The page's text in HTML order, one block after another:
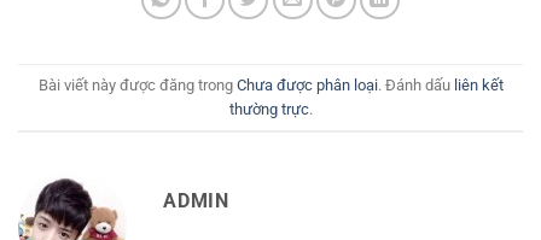
Bài viết này được đăng trong Chưa được phân loại. Đánh dấu liên kết
thường trực.
ADMIN